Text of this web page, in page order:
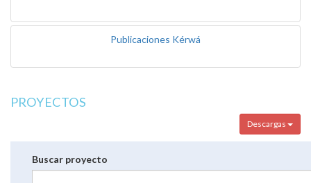
Publicaciones Kérwá
PROYECTOS
Descargas
Buscar proyecto